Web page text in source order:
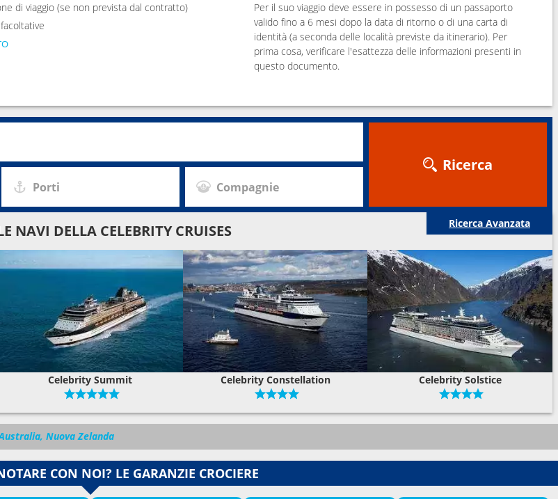
di viaggio (se non prevista dal contratto)
Per il suo viaggio deve essere in possesso di un passaporto
valido fino a 6 mesi dopo la data di ritorno o di una carta di
identità (a seconda delle località previste da itinerario). Per
prima cosa, verificare l'esattezza delle informazioni presenti in
questo documento.
Porti Compagnie
Ricerca
Ricerca Avanzata
NAVI DELLA CELEBRITY CRUISES
Celebrity Summit Celebrity Constellation Celebrity Solstice
Nuova Zelanda
CON NOI? LE GARANZIE CROCIERE